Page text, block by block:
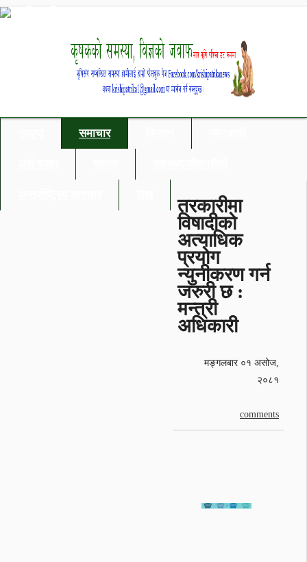
समाचार
तरकारीमा
विषादीको
अत्याधिक
प्रयोग
न्युनीकरण गर्न
जरुरी छ :
मन्त्री
अधिकारी
मङ्गलबार ०१ असोज,
२०८१
comments